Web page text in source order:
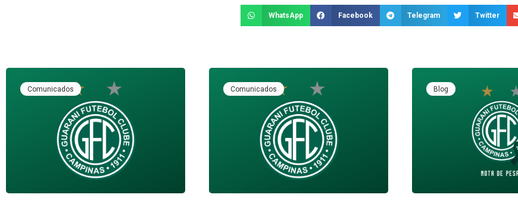
WhatsApp Facebook Telegram Twitter
Comunicados Comunicados Blog